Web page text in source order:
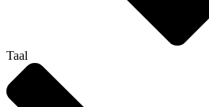
Taal